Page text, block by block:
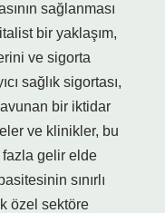
sağlanması
bir yaklaşım,
ve sigorta
sağlık sigortası,
bir iktidar
ve klinikler, bu
gelir elde
sınırlı
özel sektöre